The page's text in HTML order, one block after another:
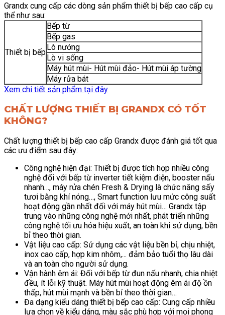
Grandx cung cấp các dòng sản phẩm thiết bị bếp cao cấp cụ
thể như sau:
Thiết bị bếp
Bếp từ
Bếp gas
Lò nướng
Lò vi sống
Máy hút mùi- Hút mùi đảo- Hút mùi áp tường
Máy rửa bát
Xem chi tiết sản phẩm tại đây
CHẤT LƯỢNG THIẾT BỊ GRANDX CÓ TỐT
KHÔNG?
Chất lượng thiết bị bếp cao cấp Grandx được đánh giá tốt qua
các ưu điểm sau đây:
Công nghệ hiện đại: Thiết bị được tích hợp nhiều công
nghệ đối với bếp từ inverter tiết kiệm điện, booster nấu
nhanh…, máy rửa chén Fresh & Drying là chức năng sấy
tươi bằng khí nóng…, Smart function lưu mức công suất
hoạt động gần nhất đối với máy hút mùi… Grandx tập
trung vào những công nghệ mới nhất, phát triển những
công nghệ tối ưu hóa hiệu xuất, an toàn khi sử dụng, bền
bỉ theo thời gian.
Vật liệu cao cấp: Sử dụng các vật liệu bền bỉ, chịu nhiệt,
inox cao cấp, hợp kim nhôm,... đảm bảo tuổi thọ lâu dài
và an toàn cho người sử dụng.
Vận hành êm ái: Đối với bếp từ đun nấu nhanh, chia nhiệt
đều, ít lỗi kỹ thuật. Máy hút mùi hoạt động êm ái độ ồn
thấp, hút mùi mạnh và bền bỉ theo thời gian…
Đa dạng kiểu dáng thiết bị bếp cao cấp: Cung cấp nhiều
lựa chọn về kiểu dáng, màu sắc phù hợp với mọi phong